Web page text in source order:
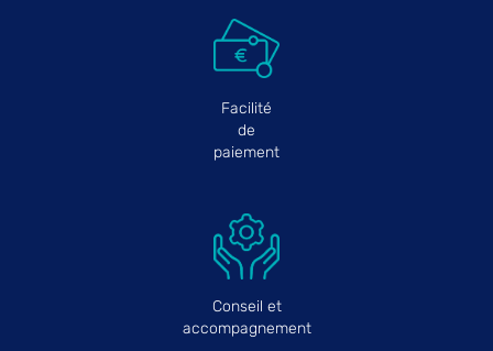
Facilité
de
paiement
Conseil et
accompagnement